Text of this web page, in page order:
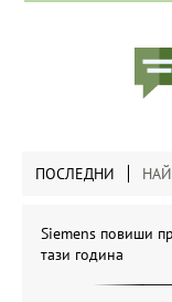
ПОСЛЕДНИ
Siemens повиши
тази година